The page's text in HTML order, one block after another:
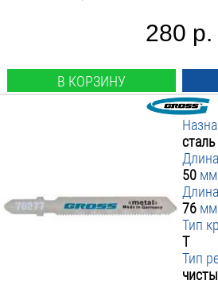
280 р.
В КОРЗИНУ
сталь
50 мм
76 мм
Тип
T
Тип